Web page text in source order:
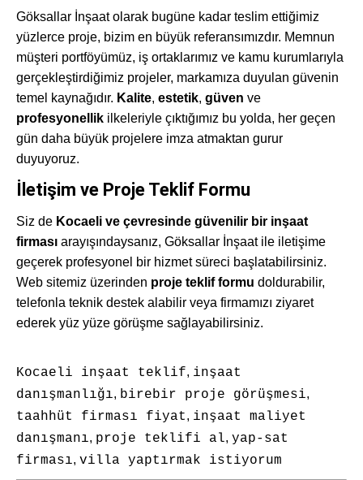
Göksallar İnşaat olarak bugüne kadar teslim ettiğimiz
yüzlerce proje, bizim en büyük referansımızdır. Memnun
müşteri portföyümüz, iş ortaklarımız ve kamu kurumlarıyla
gerçekleştirdiğimiz projeler, markamıza duyulan güvenin
temel kaynağıdır. Kalite, estetik, güven ve
profesyonellik ilkeleriyle çıktığımız bu yolda, her geçen
gün daha büyük projelere imza atmaktan gurur
duyuyoruz.
İletişim ve Proje Teklif Formu
Siz de Kocaeli ve çevresinde güvenilir bir inşaat
firması arayışındaysanız, Göksallar İnşaat ile iletişime
geçerek profesyonel bir hizmet süreci başlatabilirsiniz.
Web sitemiz üzerinden proje teklif formu doldurabilir,
telefonla teknik destek alabilir veya firmamızı ziyaret
ederek yüz yüze görüşme sağlayabilirsiniz.
Kocaeli inşaat teklif, inşaat
danışmanlığı, birebir proje görüşmesi,
taahhüt firması fiyat, inşaat maliyet
danışmanı, proje teklifi al, yap-sat
firması, villa yaptırmak istiyorum